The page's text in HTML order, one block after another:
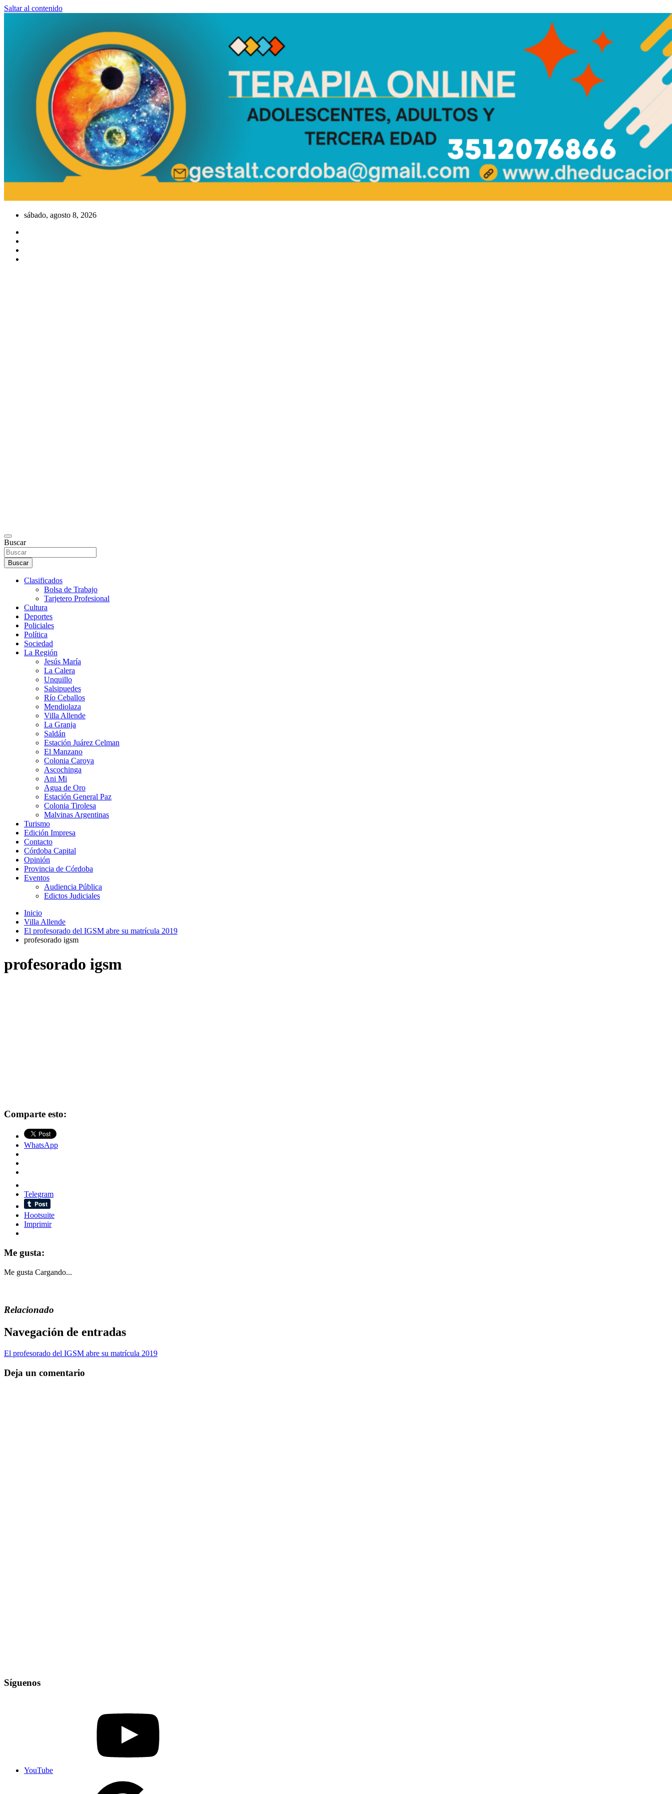
Saltar al contenido
sábado, agosto 8, 2026
Buscar
Buscar
Clasificados
Bolsa de Trabajo
Tarjetero Profesional
Cultura
Deportes
Policiales
Política
Sociedad
La Región
Jesús María
La Calera
Unquillo
Salsipuedes
Río Ceballos
Mendiolaza
Villa Allende
La Granja
Saldán
Estación Juárez Celman
El Manzano
Colonia Caroya
Ascochinga
Ani Mi
Agua de Oro
Estación General Paz
Colonia Tirolesa
Malvinas Argentinas
Turismo
Edición Impresa
Contacto
Córdoba Capital
Opinión
Provincia de Córdoba
Eventos
Audiencia Pública
Edictos Judiciales
Inicio
Villa Allende
El profesorado del IGSM abre su matrícula 2019
profesorado igsm
profesorado igsm
Comparte esto:
WhatsApp
Telegram
Hootsuite
Imprimir
Me gusta:
Me gusta Cargando...
Relacionado
Navegación de entradas
El profesorado del IGSM abre su matrícula 2019
Deja un comentario
Síguenos
YouTube